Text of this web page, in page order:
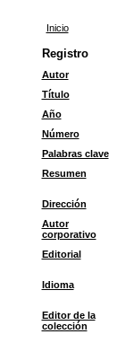
Inicio
Registro
Autor
Título
Año
Número
Palabras clave
Resumen
Dirección
Autor
corporativo
Editorial
Idioma
Editor de la
colección